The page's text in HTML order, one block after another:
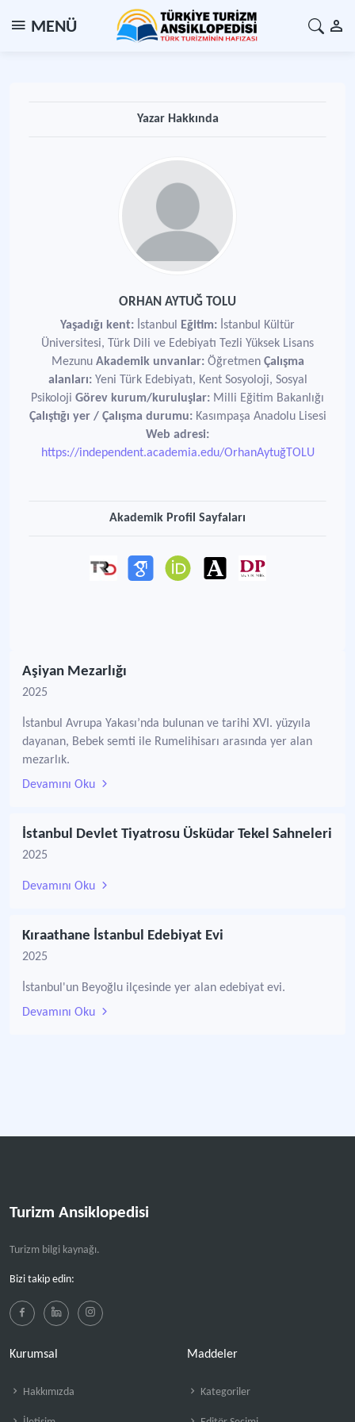
MENÜ
Yazar Hakkında
ORHAN AYTUĞ TOLU
Yaşadığı kent: İstanbul Eğitim: İstanbul Kültür
Üniversitesi, Türk Dili ve Edebiyatı Tezli Yüksek Lisans
Mezunu Akademik unvanlar:Öğretmen Çalışma
alanları:Yeni Türk Edebiyatı, Kent Sosyoloji, Sosyal
Psikoloji Görev kurum/kuruluşlar: Milli Eğitim Bakanlığı
Çalıştığı yer / Çalışma durumu:Kasımpaşa Anadolu Lisesi
Web adresi:
https://independent.academia.edu/OrhanAytuğTOLU
Akademik Profil Sayfaları
Aşiyan Mezarlığı
2025
İstanbul Avrupa Yakası’nda bulunan ve tarihi XVI. yüzyıla
dayanan, Bebek semti ile Rumelihisarı arasında yer alan
mezarlık.
Devamını Oku
İstanbul Devlet Tiyatrosu Üsküdar Tekel Sahneleri
2025
Devamını Oku
Kıraathane İstanbul Edebiyat Evi
2025
İstanbul'un Beyoğlu ilçesinde yer alan edebiyat evi.
Devamını Oku
Turizm Ansiklopedisi
Turizm bilgi kaynağı.
Bizi takip edin:
Kurumsal
Hakkımızda
Maddeler
Kategoriler